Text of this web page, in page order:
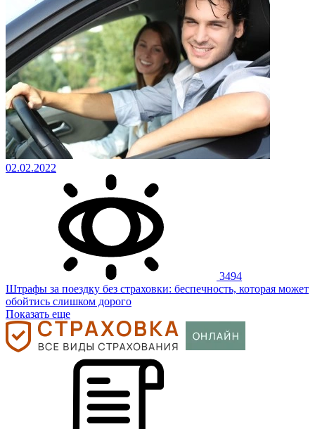
02.02.2022
3494
Штрафы за поездку без страховки: беспечность, которая может
обойтись слишком дорого
Показать еще